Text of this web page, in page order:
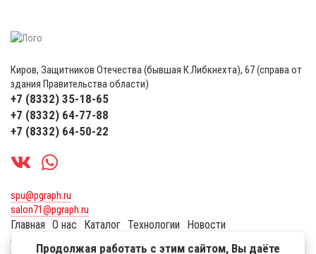
Киров, Защитников Отечества (бывшая К.Либкнехта), 67 (справа от
здания Правительства области)
+7 (8332) 35-18-65
+7 (8332) 64-77-88
+7 (8332) 64-50-22
spu@pgraph.ru
salon71@pgraph.ru
Главная О нас Каталог Технологии
Новости
Сувенирная продукция
Оплата и доставка Контакты
Продолжая работать с этим сайтом, Вы даёте